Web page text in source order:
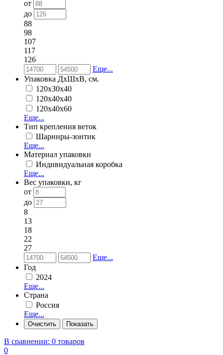
от
до
88
98
107
117
126
Еще...
Упаковка ДхШхВ, см.
120х30х40
120х40х40
120х40х60
Еще...
Тип крепления веток
Шарниры-зонтик
Еще...
Материал упаковки
Индивидуальная коробка
Еще...
Вес упаковки, кг
от
до
8
13
18
22
27
Еще...
Год
2024
Еще...
Страна
Россия
Еще...
В сравнении: 0 товаров
0